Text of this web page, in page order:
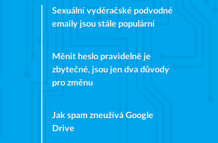
Sexuální vyděračské podvodné
emaily jsou stále populární
Měnit heslo pravidelně je
zbytečné, jsou jen dva důvody
pro změnu
Jak spam zneužívá Google
Drive